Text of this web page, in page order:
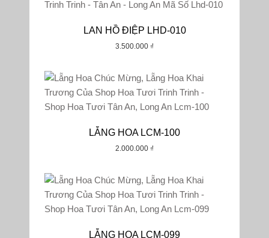
LAN HỒ ĐIỆP LHD-010
3.500.000 ₫
LẴNG HOA LCM-100
2.000.000 ₫
LẴNG HOA LCM-099